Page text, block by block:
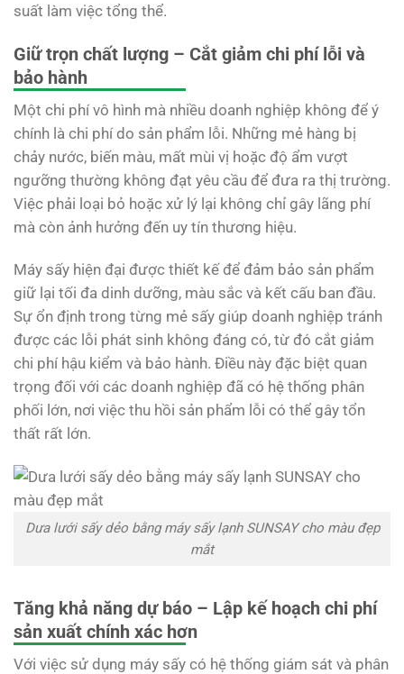
suất làm việc tổng thể.
Giữ trọn chất lượng – Cắt giảm chi phí lỗi và
bảo hành
Một chi phí vô hình mà nhiều doanh nghiệp không để ý
chính là chi phí do sản phẩm lỗi. Những mẻ hàng bị
chảy nước, biến màu, mất mùi vị hoặc độ ẩm vượt
ngưỡng thường không đạt yêu cầu để đưa ra thị trường.
Việc phải loại bỏ hoặc xử lý lại không chỉ gây lãng phí
mà còn ảnh hưởng đến uy tín thương hiệu.
Máy sấy hiện đại được thiết kế để đảm bảo sản phẩm
giữ lại tối đa dinh dưỡng, màu sắc và kết cấu ban đầu.
Sự ổn định trong từng mẻ sấy giúp doanh nghiệp tránh
được các lỗi phát sinh không đáng có, từ đó cắt giảm
chi phí hậu kiểm và bảo hành. Điều này đặc biệt quan
trọng đối với các doanh nghiệp đã có hệ thống phân
phối lớn, nơi việc thu hồi sản phẩm lỗi có thể gây tổn
thất rất lớn.
Dưa lưới sấy dẻo bằng máy sấy lạnh SUNSAY cho màu đẹp
mắt
Tăng khả năng dự báo – Lập kế hoạch chi phí
sản xuất chính xác hơn
Với việc sử dụng máy sấy có hệ thống giám sát và phân